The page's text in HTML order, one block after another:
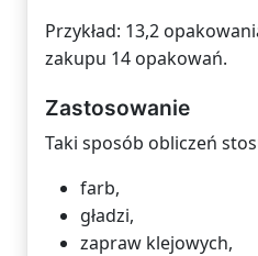
Przykład: 13,2
zakupu 14 opakowań.
Zastosowanie
Taki sposób obliczeń
farb,
gładzi,
zapraw klejowych,